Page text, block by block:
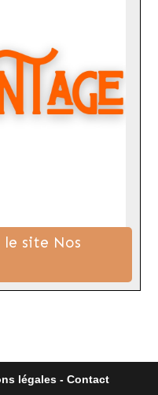
site Nos
légales - Contact